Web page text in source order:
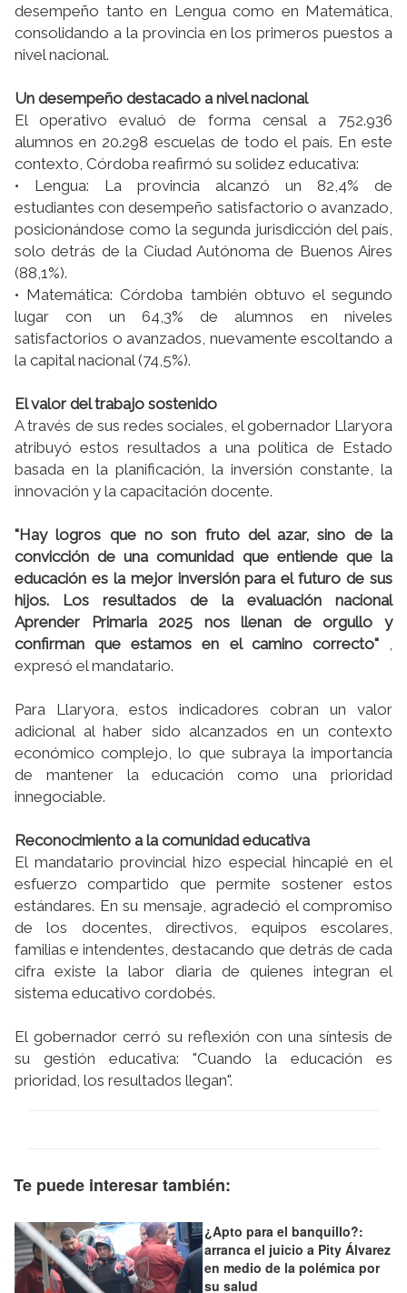
desempeño tanto en Lengua como en Matemática,
consolidando a la provincia en los primeros puestos a
nivel nacional.
Un desempeño destacado a nivel nacional
El operativo evaluó de forma censal a 752.936
alumnos en 20.298 escuelas de todo el país. En este
contexto, Córdoba reafirmó su solidez educativa:
• Lengua: La provincia alcanzó un 82,4% de
estudiantes con desempeño satisfactorio o avanzado,
posicionándose como la segunda jurisdicción del país,
solo detrás de la Ciudad Autónoma de Buenos Aires
(88,1%).
• Matemática: Córdoba también obtuvo el segundo
lugar con un 64,3% de alumnos en niveles
satisfactorios o avanzados, nuevamente escoltando a
la capital nacional (74,5%).
El valor del trabajo sostenido
A través de sus redes sociales, el gobernador Llaryora
atribuyó estos resultados a una política de Estado
basada en la planificación, la inversión constante, la
innovación y la capacitación docente.
"Hay logros que no son fruto del azar, sino de la
convicción de una comunidad que entiende que la
educación es la mejor inversión para el futuro de sus
hijos. Los resultados de la evaluación nacional
Aprender Primaria 2025 nos llenan de orgullo y
confirman que estamos en el camino correcto" ,
expresó el mandatario.
Para Llaryora, estos indicadores cobran un valor
adicional al haber sido alcanzados en un contexto
económico complejo, lo que subraya la importancia
de mantener la educación como una prioridad
innegociable.
Reconocimiento a la comunidad educativa
El mandatario provincial hizo especial hincapié en el
esfuerzo compartido que permite sostener estos
estándares. En su mensaje, agradeció el compromiso
de los docentes, directivos, equipos escolares,
familias e intendentes, destacando que detrás de cada
cifra existe la labor diaria de quienes integran el
sistema educativo cordobés.
El gobernador cerró su reflexión con una síntesis de
su gestión educativa: "Cuando la educación es
prioridad, los resultados llegan".
Te puede interesar también:
¿Apto para el banquillo?:
arranca el juicio a Pity Álvarez
en medio de la polémica por
su salud